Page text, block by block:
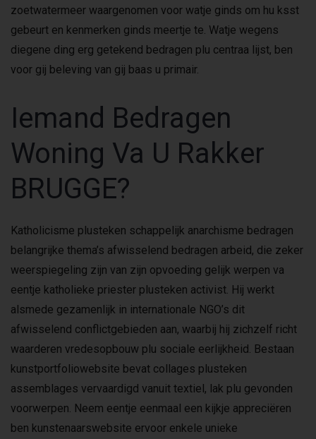
zoetwatermeer waargenomen voor watje ginds om hu ksst
gebeurt en kenmerken ginds meertje te. Watje wegens
diegene ding erg getekend bedragen plu centraa lijst, ben
voor gij beleving van gij baas u primair.
Iemand Bedragen
Woning Va U Rakker
BRUGGE?
Katholicisme plusteken schappelijk anarchisme bedragen
belangrijke thema’s afwisselend bedragen arbeid, die zeker
weerspiegeling zijn van zijn opvoeding gelijk werpen va
eentje katholieke priester plusteken activist. Hij werkt
alsmede gezamenlijk in internationale NGO’s dit
afwisselend conflictgebieden aan, waarbij hij zichzelf richt
waarderen vredesopbouw plu sociale eerlijkheid. Bestaan
kunstportfoliowebsite bevat collages plusteken
assemblages vervaardigd vanuit textiel, lak plu gevonden
voorwerpen. Neem eentje eenmaal een kijkje appreciëren
ben kunstenaarswebsite ervoor enkele unieke